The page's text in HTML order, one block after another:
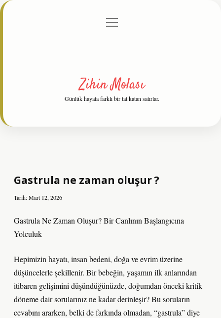
Gizlilik Politikası
menüyü
Zihin Molası
Günlük hayata farklı bir tat katan satırlar.
Gastrula ne zaman oluşur ?
Tarih: Mart 12, 2026
Gastrula Ne Zaman Oluşur? Bir Canlının Başlangıcına
Yolculuk
Hepimizin hayatı, insan bedeni, doğa ve evrim üzerine
düşüncelerle şekillenir. Bir bebeğin, yaşamın ilk anlarından
itibaren gelişimini düşündüğünüzde, doğumdan önceki kritik
döneme dair sorularınız ne kadar derinleşir? Bu soruların
cevabını ararken, belki de farkında olmadan, “gastrula” diye